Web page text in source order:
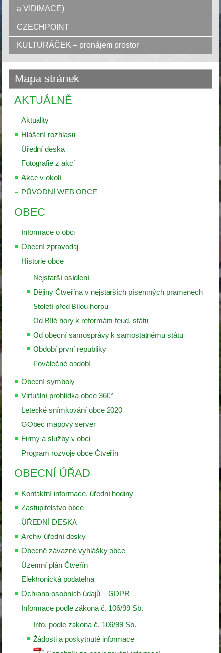
a VIDIMACE)
CZECHPOINT
KULTURÁČEK – pronájem prostor
Mapa stránek
AKTUÁLNĚ
Aktuality
Hlášení rozhlasu
Úřední deska
Fotografie z akcí
Akce v okolí
PŮVODNÍ WEB OBCE
OBEC
Informace o obci
Obecní zpravodaj
Historie obce
Nejstarší osídlení
Dějiny Čtveřína v nejstarších písemných pramenech
Století před Bílou horou
Od Bílé hory k reformám feud. státu
Od obecní samosprávy k samostatnému státu
Období první republiky
Poválečné období
Obecní symboly
Virtuální prohlídka obce 360°
Letecké snímkování obce 2020
GObec mapový server
Firmy a služby v obci
Program rozvoje obce Čtveřín
OBECNÍ ÚŘAD
Kontaktní informace, úřední hodiny
Zastupitelstvo obce
ÚŘEDNÍ DESKA
Archiv úřední desky
Obecně závazné vyhlášky obce
Územní plán Čtveřín
Elektronická podatelna
Ochrana osobních údajů – GDPR
Informace podle zákona č. 106/99 Sb.
Info. podle zákona č. 106/99 Sb.
Žádosti a poskytnuté informace